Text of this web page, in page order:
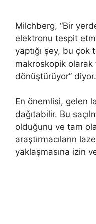
Milchberg, “Bir
elektronu tespit
yaptığı şey, bu
makroskopik
dönüştürüyor” diyor.
En önemlisi, gelen
dağıtabilir. Bu
olduğunu ve tam
araştırmacıların
yaklaşmasına izin